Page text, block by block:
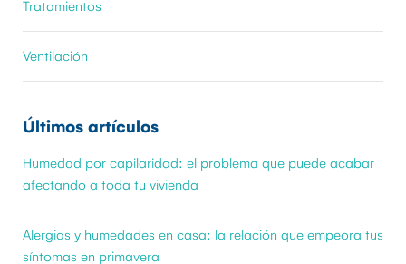
Tratamientos
Ventilación
Últimos artículos
Humedad por capilaridad: el problema que puede acabar
afectando a toda tu vivienda
Alergias y humedades en casa: la relación que empeora tus
síntomas en primavera